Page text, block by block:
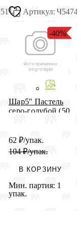
Артикул:
-40%
Шар5'' Пастель
серо-голубой (50
62 ₽/упак.
104₽/упак.
В КОРЗИНУ
Мин. партия: 1
упак.